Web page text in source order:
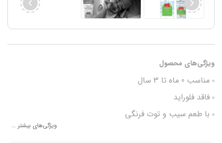
ویژگی‌های محصول
مناسب 0 ماه تا 3 سال
فاقد فلوراید
با طعم سیب و توت فرنگی
ویژگی‌های بیشتر ...